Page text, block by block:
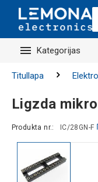
Kategorijas
Titullapa
Ligzda
Produkta nr.: IC/28GN-F